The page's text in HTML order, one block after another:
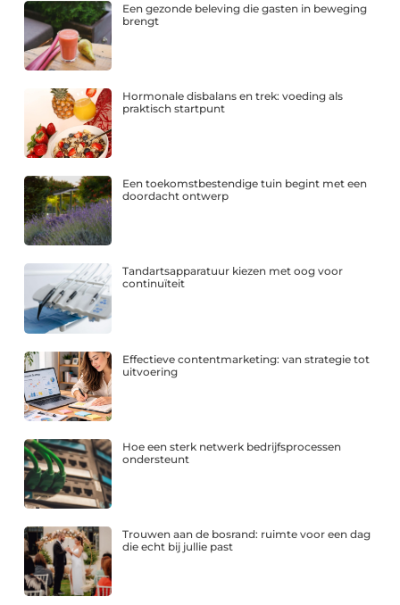
Een gezonde beleving die gasten in beweging
brengt
Hormonale disbalans en trek: voeding als
praktisch startpunt
Een toekomstbestendige tuin begint met een
doordacht ontwerp
Tandartsapparatuur kiezen met oog voor
continuïteit
Effectieve contentmarketing: van strategie tot
uitvoering
Hoe een sterk netwerk bedrijfsprocessen
ondersteunt
Trouwen aan de bosrand: ruimte voor een dag
die echt bij jullie past